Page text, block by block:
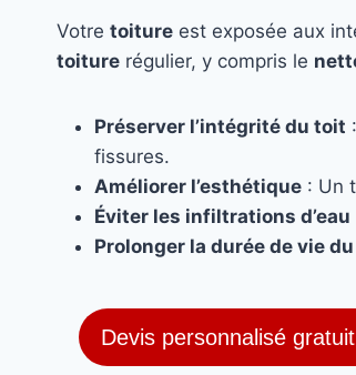
Votre toiture est exposée aux
toiture régulier, y compris le
Préserver l’intégrité du toit
fissures.
Améliorer l’esthétique : Un
Éviter les infiltrations d’eau
Prolonger la durée de vie
Devis personnalisé